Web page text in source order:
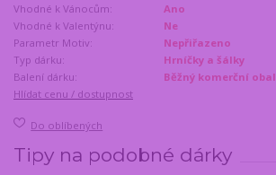
Vhodné k Vánocům:
Ano
Vhodné k Valentýnu:
Ne
Parametr Motiv:
Nepřiřazeno
Typ dárku:
Hrníčky a šálky
Balení dárku:
Běžný komerční obal
Hlídat cenu / dostupnost
Do oblíbených
Tipy na podobné dárky